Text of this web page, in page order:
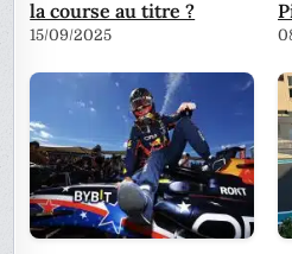
la course au titre ?
15/09/2025